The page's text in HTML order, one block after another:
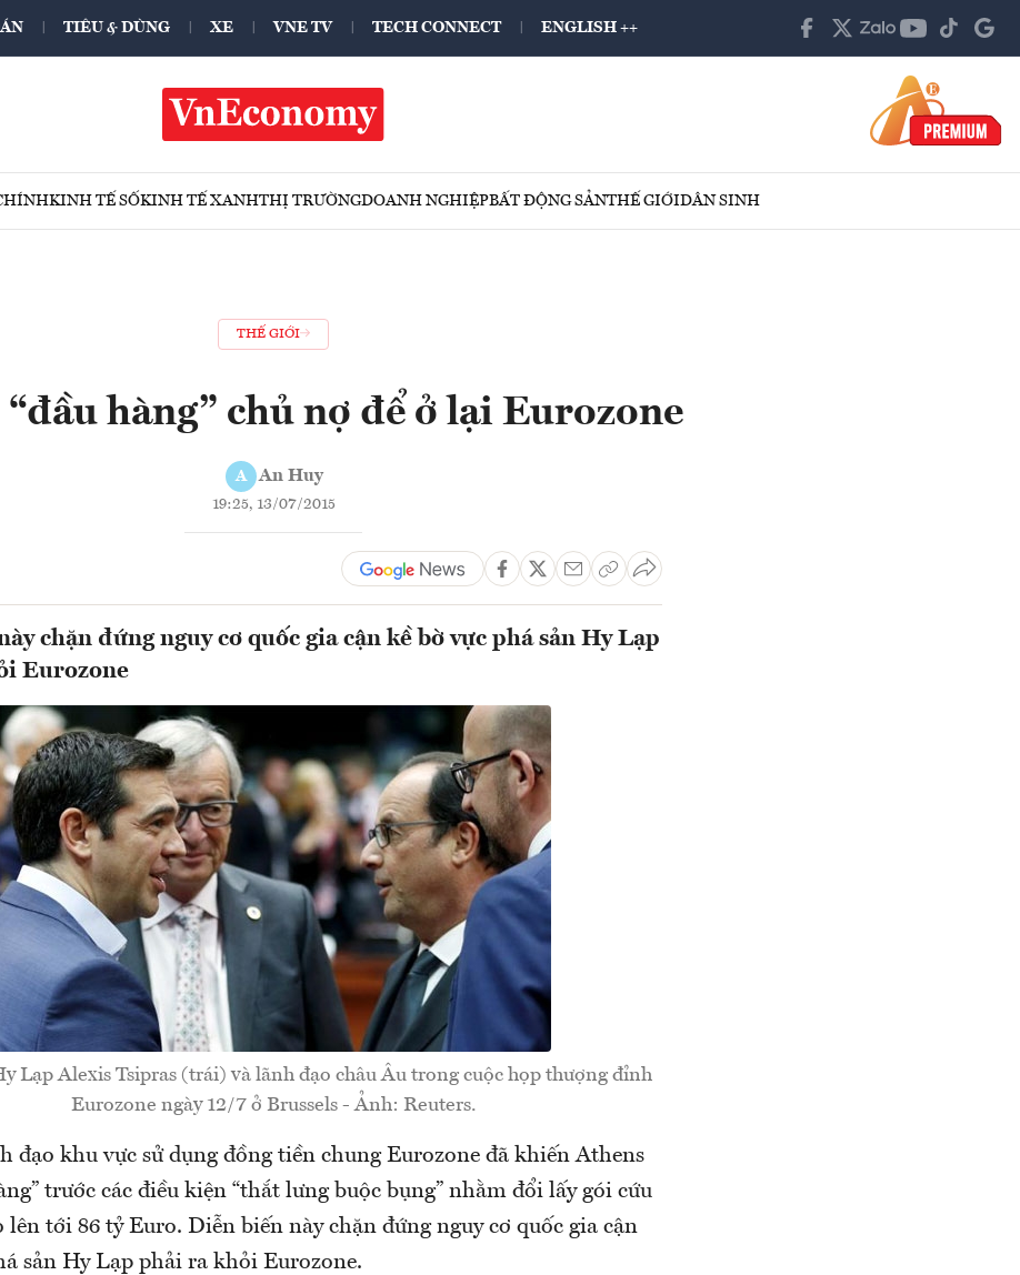
TIÊU & DÙNG XE VNE TV TECH CONNECT ENGLISH ++
KINH TẾ SỐKINH TẾ XANHTHỊ TRƯỜNGDOANH NGHIỆPBẤT ĐỘNG SẢNTHẾ GIỚIDÂN SINH
THẾ GIỚI
hàng” chủ nợ để ở lại Eurozone
A An Huy
19:25, 13/07/2015
chặn đứng nguy cơ quốc gia cận kề bờ vực phá sản Hy Lạp
Eurozone
Lạp Alexis Tsipras (trái) và lãnh đạo châu Âu trong cuộc họp thượng đỉnh
Eurozone ngày 12/7 ở Brussels - Ảnh: Reuters.
đạo khu vực sử dụng đồng tiền chung Eurozone đã khiến Athens
trước các điều kiện “thắt lưng buộc bụng” nhằm đổi lấy gói cứu
tới 86 tỷ Euro. Diễn biến này chặn đứng nguy cơ quốc gia cận
sản Hy Lạp phải ra khỏi Eurozone.